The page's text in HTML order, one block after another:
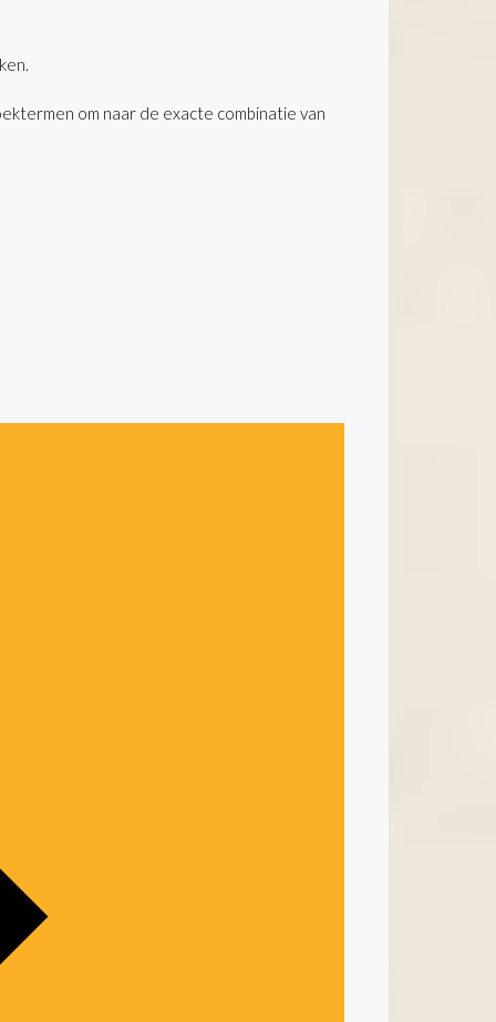
om naar de exacte combinatie van